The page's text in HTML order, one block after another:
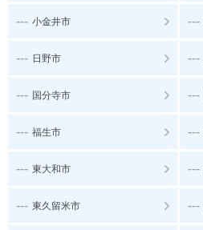
--- 小金井市 ---
--- 日野市 ---
--- 国分寺市 ---
--- 福生市 ---
--- 東大和市 ---
--- 東久留米市 ---